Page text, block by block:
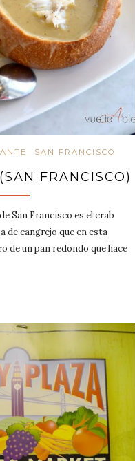
SAN FRANCISCO
FRANCISCO)
San Francisco es el crab
de cangrejo que en esta
de un pan redondo que hace